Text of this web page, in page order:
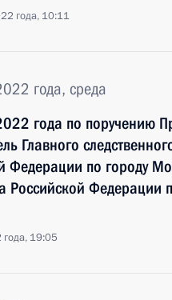
года, 10:11
года, среда
года по поручению
Главного
Федерации по городу
Российской
19:05